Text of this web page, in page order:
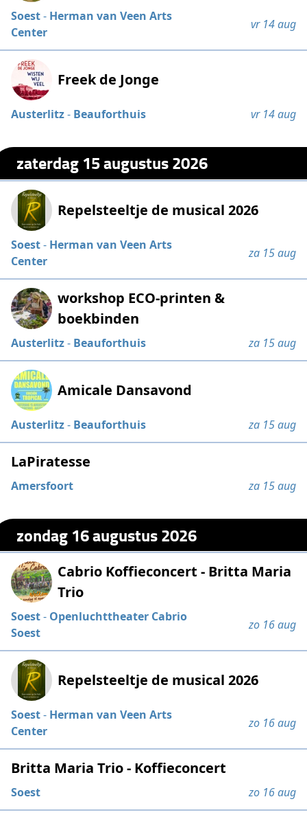
Soest- Herman van Veen Arts
Center
vr 14 aug
Freek de Jonge
Austerlitz- Beauforthuis vr 14 aug
zaterdag 15 augustus 2026
Repelsteeltje de musical 2026
Soest- Herman van Veen Arts
Center
za 15 aug
workshop ECO-printen &
boekbinden
Austerlitz- Beauforthuis za 15 aug
Amicale Dansavond
Austerlitz- Beauforthuis za 15 aug
LaPiratesse
Amersfoort za 15 aug
zondag 16 augustus 2026
Cabrio Koffieconcert - Britta Maria
Trio
Soest- Openluchttheater Cabrio
Soest
zo 16 aug
Repelsteeltje de musical 2026
Soest- Herman van Veen Arts
Center
zo 16 aug
Britta Maria Trio - Koffieconcert
Soest zo 16 aug